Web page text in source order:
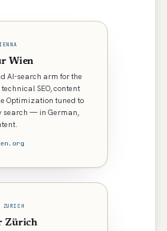
Wien
AI-search arm for the
SEO, content
Optimization tuned to
search — in German,
Zürich